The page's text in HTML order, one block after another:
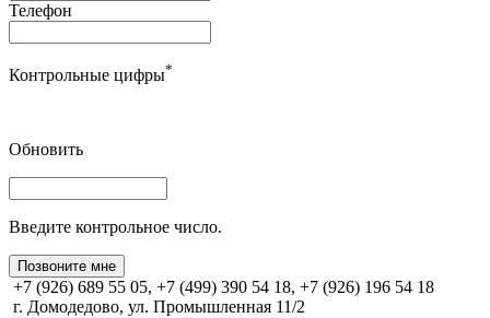
Телефон
Контрольные цифры*
Обновить
Введите контрольное число.
Позвоните мне
+7 (926) 689 55 05, +7 (499) 390 54 18, +7 (926) 196 54 18
г. Домодедово, ул. Промышленная 11/2